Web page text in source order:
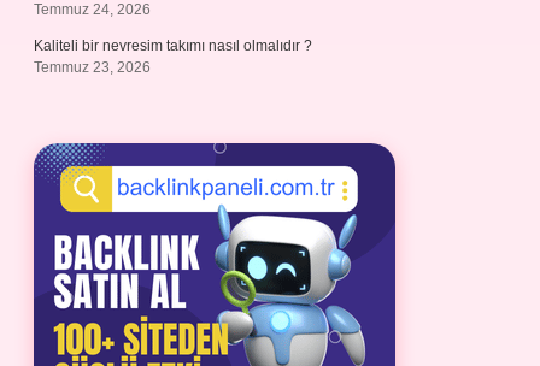
Temmuz 24, 2026
Kaliteli bir nevresim takımı nasıl olmalıdır ?
Temmuz 23, 2026